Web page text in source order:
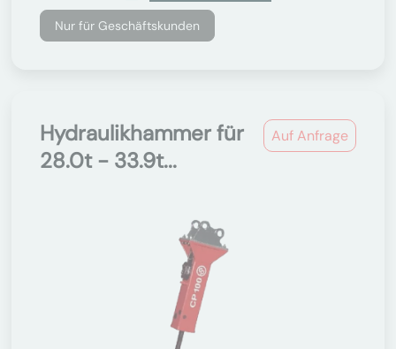
Nur für Geschäftskunden
Auf Anfrage
Hydraulikhammer für
28.0t - 33.9t...